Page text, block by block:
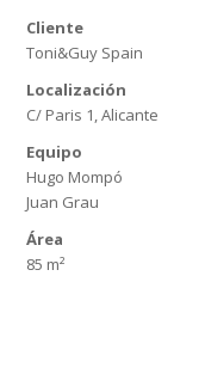
Cliente
Toni&Guy Spain
Localización
C/ Paris 1, Alicante
Equipo
Hugo Mompó
Juan Grau
Área
85 m²